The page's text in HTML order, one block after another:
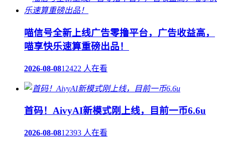
喵信号全新上线广告零撸平台，广告收益高，
喵享快乐速算重磅出品！
2026-08-0812422 人在看
首码！AivyAI新模式刚上线，目前一币6.6u
2026-08-0812393 人在看